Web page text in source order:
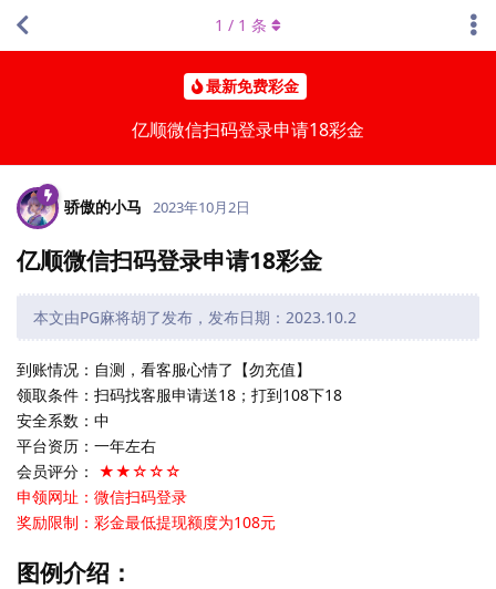
最新免费彩金
亿顺微信扫码登录申请18彩金
1 / 1 条
骄傲的小马 2023年10月2日
亿顺微信扫码登录申请18彩金
本文由PG麻将胡了发布，发布日期：2023.10.2
到账情况：自测，看客服心情了【勿充值】
领取条件：扫码找客服申请送18；打到108下18
安全系数：中
平台资历：一年左右
会员评分： ★★☆☆☆
申领网址：微信扫码登录
奖励限制：彩金最低提现额度为108元
图例介绍：